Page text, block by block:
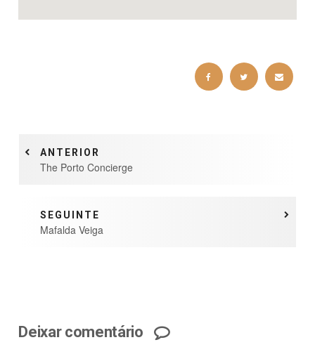
ANTERIOR
The Porto Concierge
SEGUINTE
Mafalda Veiga
Deixar comentário